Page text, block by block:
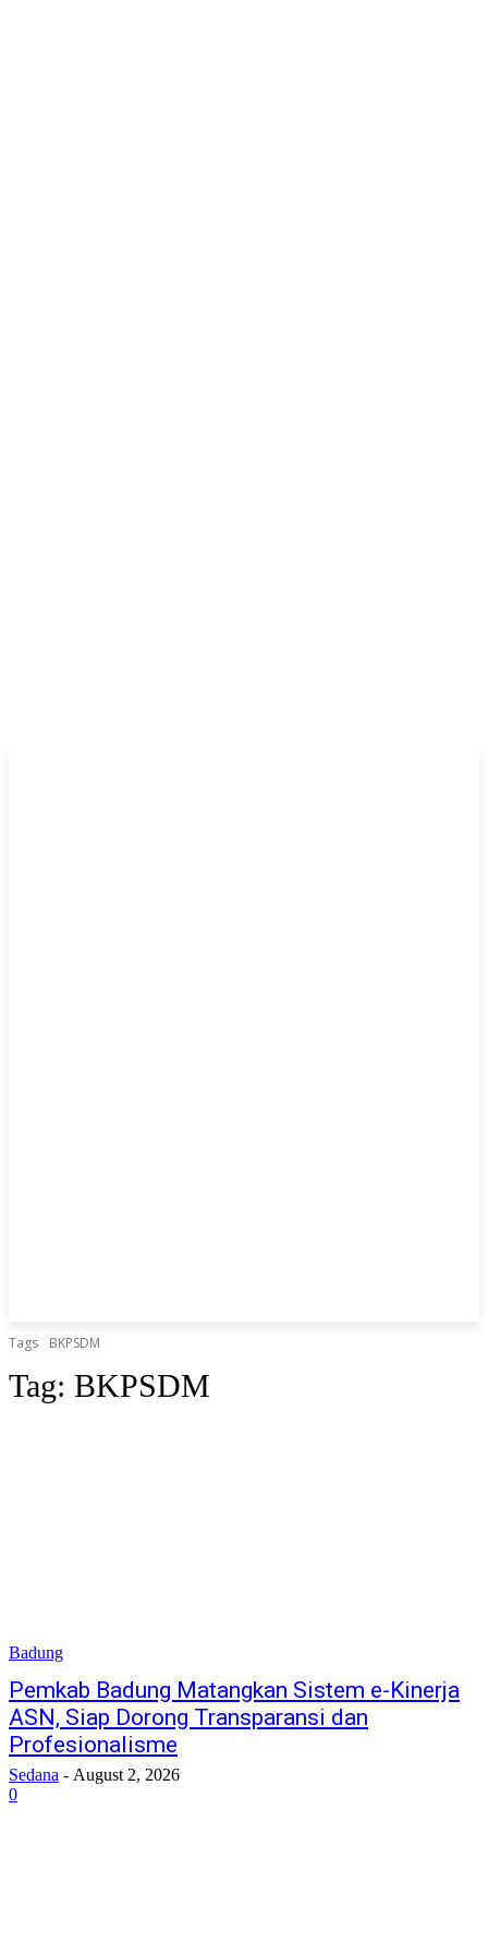
Tags BKPSDM
Tag: BKPSDM
Badung
Pemkab Badung Matangkan Sistem e-Kinerja
ASN, Siap Dorong Transparansi dan
Profesionalisme
Sedana - August 2, 2026
0